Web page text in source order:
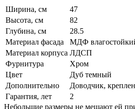
Ширина, см
47
Высота, см
82
Глубина, см
28.5
Материал фасада
МДФ
Материал корпуса ЛДСП
Фурнитура
Хром
Цвет
Дуб темный
Дополнительно
Доводчик,
Гарантия, лет
2
Небольшие размеры не мешают ей